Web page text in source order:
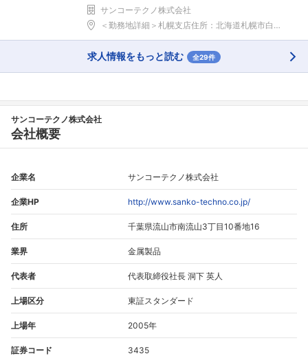
サンコーテクノ株式会社
＜勤務地詳細＞札幌支店住所：北海道札幌市白石区北郷...
求人情報をもっと読む 全29件
サンコーテクノ株式会社
会社概要
企業名 サンコーテクノ株式会社
企業HP http://www.sanko-techno.co.jp/
住所 千葉県流山市南流山3丁目10番地16
業界 金属製品
代表者 代表取締役社長 洞下 英人
上場区分 東証スタンダード
上場年 2005年
証券コード 3435